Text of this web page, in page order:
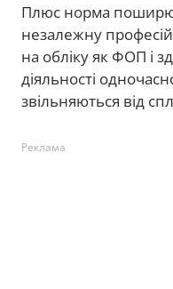
Плюс норма
незалежну
на обліку як ФОП і
діяльності
звільняються від
Реклама